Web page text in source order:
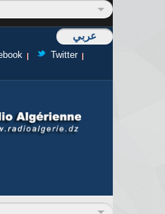
عربي
Twitter
recherche